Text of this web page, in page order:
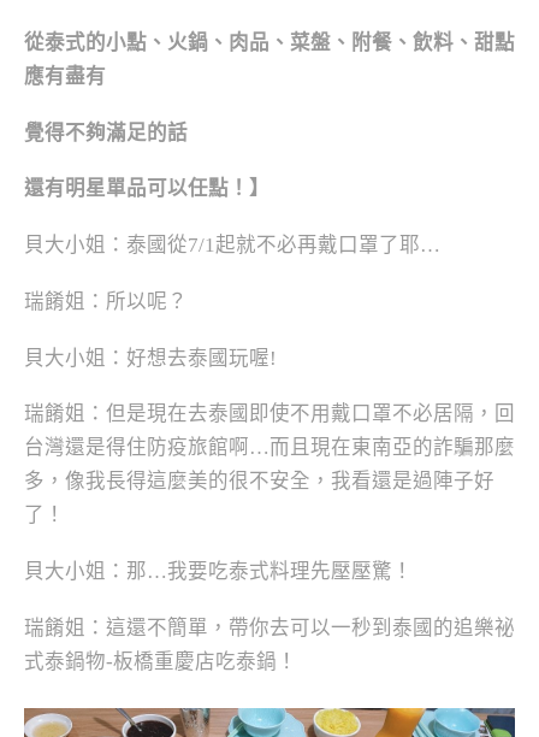
從泰式的小點、火鍋、肉品、菜盤、附餐、飲料、甜點
應有盡有
覺得不夠滿足的話
還有明星單品可以任點！】
貝大小姐：泰國從7/1起就不必再戴口罩了耶…
瑞餚姐：所以呢？
貝大小姐：好想去泰國玩喔!
瑞餚姐：但是現在去泰國即使不用戴口罩不必居隔，回
台灣還是得住防疫旅館啊…而且現在東南亞的詐騙那麼
多，像我長得這麼美的很不安全，我看還是過陣子好
了！
貝大小姐：那…我要吃泰式料理先壓壓驚！
瑞餚姐：這還不簡單，帶你去可以一秒到泰國的追樂祕
式泰鍋物-板橋重慶店吃泰鍋！